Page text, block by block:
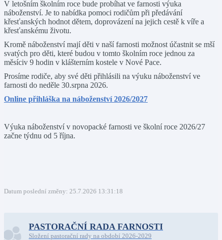
V letošním školním roce bude probíhat ve farnosti výuka
náboženství. Je to nabídka pomoci rodičům při předávání
křesťanských hodnot dětem, doprovázení na jejich cestě k víře a
křesťanskému životu.
Kromě náboženství mají děti v naší farnosti možnost účastnit se mší
svatých pro děti, které budou v tomto školním roce jednou za
měsíciv 9 hodin v klášterním kostele v Nové Pace.
Prosíme rodiče, aby své děti přihlásili na výuku náboženství ve
farnosti do neděle 30.srpna 2026.
Online přihláška na náboženství 2026/2027
Výuka náboženství v novopacké farnosti ve školní roce 2026/27
začne týdnu od 5 října.
Datum poslední změny: 25.7.2026 13:31:18
PASTORAČNÍ RADA FARNOSTI
Složení pastorační rady na období 2026-2029